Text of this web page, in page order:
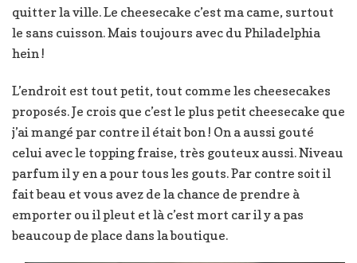
quitter la ville. Le cheesecake c’est ma came, surtout
le sans cuisson. Mais toujours avec du Philadelphia
hein !
L’endroit est tout petit, tout comme les cheesecakes
proposés. Je crois que c’est le plus petit cheesecake que
j’ai mangé par contre il était bon ! On a aussi gouté
celui avec le topping fraise, très gouteux aussi. Niveau
parfum il y en a pour tous les gouts. Par contre soit il
fait beau et vous avez de la chance de prendre à
emporter ou il pleut et là c’est mort car il y a pas
beaucoup de place dans la boutique.